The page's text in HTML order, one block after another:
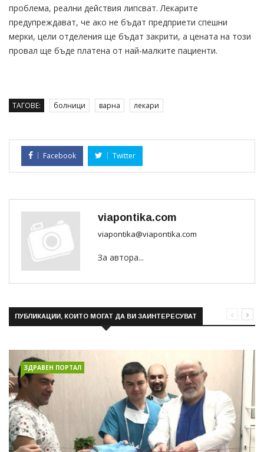
проблема, реални действия липсват. Лекарите
предупреждават, че ако не бъдат предприети спешни
мерки, цели отделения ще бъдат закрити, а цената на този
провал ще бъде платена от най-малките пациенти.
ТАГОВЕ: болници варна лекари
Facebook Twitter
viapontika.com
viapontika@viapontika.com
За автора...
ПУБЛИКАЦИИ, КОИТО МОГАТ ДА ВИ ЗАИНТЕРЕСУВАТ
ЗДРАВЕН ПОРТАЛ